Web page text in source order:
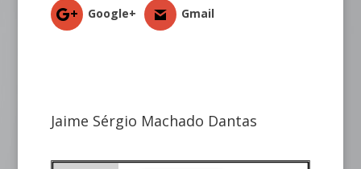
Google+ Gmail
Jaime Sérgio Machado Dantas